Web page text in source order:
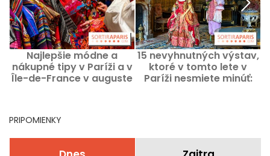
Najlepšie módne a
nákupné tipy v Paríži a v
Île-de-France v auguste
15 nevyhnutných výstav,
ktoré v tomto lete v
Paríži nesmiete minúť:
PRIPOMIENKY